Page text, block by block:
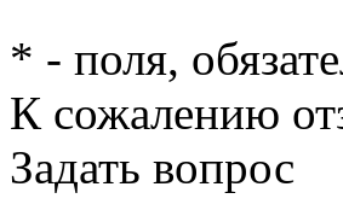
* - поля,
К сожалению
Задать вопрос